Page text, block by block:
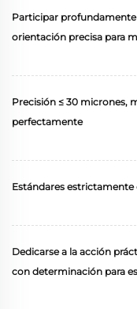
Participar
orientación precisa para
Precisión ≤ 30 micrones,
perfectamente
Estándares
Dedicarse a la acción
con determinación para